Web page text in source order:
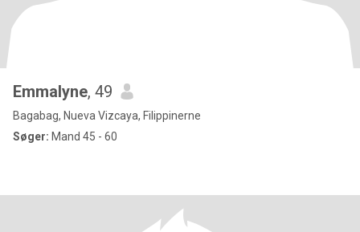
Emmalyne, 49
Bagabag, Nueva Vizcaya, Filippinerne
Søger: Mand 45 - 60